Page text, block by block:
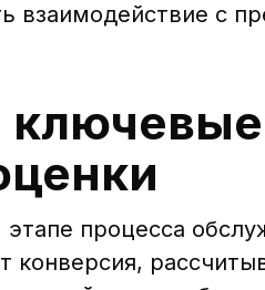
взаимодействие с
процесса
конверсия,